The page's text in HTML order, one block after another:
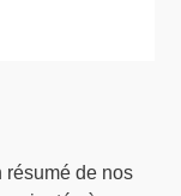
résumé de nos